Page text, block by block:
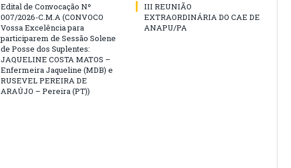
Edital de Convocação Nº
007/2026-C.M.A (CONVOCO
Vossa Excelência para
participarem de Sessão Solene
de Posse dos Suplentes:
JAQUELINE COSTA MATOS –
Enfermeira Jaqueline (MDB) e
RUSEVEL PEREIRA DE
ARAÚJO – Pereira (PT))
III REUNIÃO
EXTRAORDINÁRIA DO CAE DE
ANAPU/PA